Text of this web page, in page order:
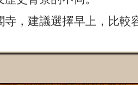
寺，建議選擇早上，比較